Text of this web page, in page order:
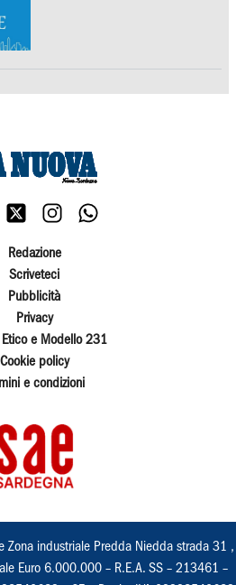
Redazione
Scriveteci
Pubblicità
Privacy
e Modello 231
Cookie policy
e condizioni
Zona industriale Predda Niedda strada 31 ,
Euro 6.000.000 – R.E.A. SS – 213461 –